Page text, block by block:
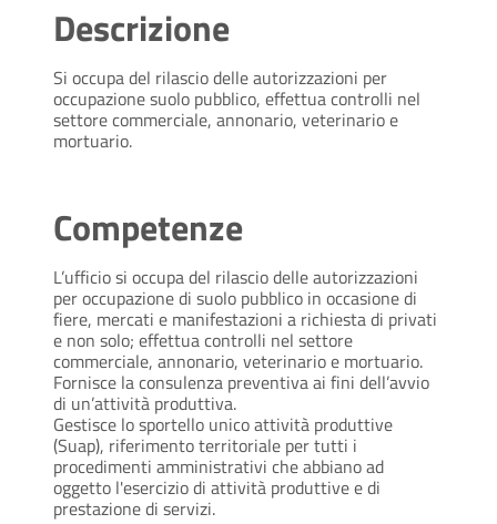
Descrizione
Si occupa del rilascio delle autorizzazioni per
occupazione suolo pubblico, effettua controlli nel
settore commerciale, annonario, veterinario e
mortuario.
Competenze
L’ufficio si occupa del rilascio delle autorizzazioni
per occupazione di suolo pubblico in occasione di
fiere, mercati e manifestazioni a richiesta di privati
e non solo; effettua controlli nel settore
commerciale, annonario, veterinario e mortuario.
Fornisce la consulenza preventiva ai fini dell’avvio
di un’attività produttiva.
Gestisce lo sportello unico attività produttive
(Suap), riferimento territoriale per tutti i
procedimenti amministrativi che abbiano ad
oggetto l'esercizio di attività produttive e di
prestazione di servizi.